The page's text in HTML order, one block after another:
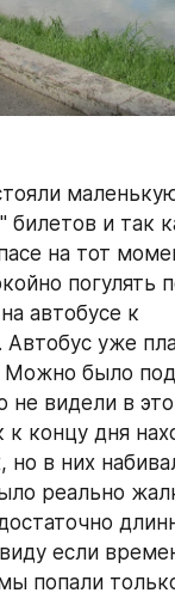
билетов и так
на тот
погулять
автобусе к
Автобус уже
Можно было
не видели в
к концу дня
но в них
реально
если
попали